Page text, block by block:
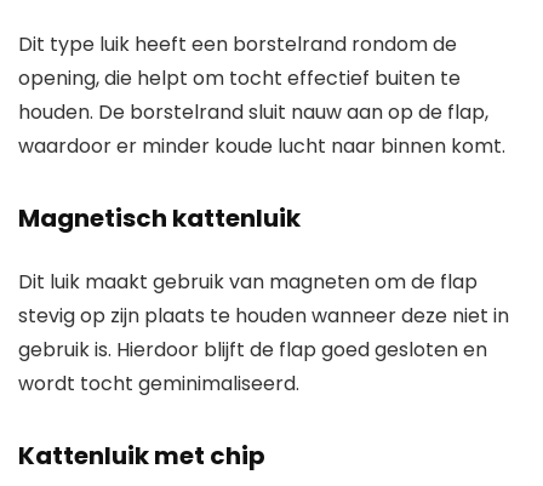
Dit type luik heeft een borstelrand rondom de
opening, die helpt om tocht effectief buiten te
houden. De borstelrand sluit nauw aan op de flap,
waardoor er minder koude lucht naar binnen komt.
Magnetisch kattenluik
Dit luik maakt gebruik van magneten om de flap
stevig op zijn plaats te houden wanneer deze niet in
gebruik is. Hierdoor blijft de flap goed gesloten en
wordt tocht geminimaliseerd.
Kattenluik met chip